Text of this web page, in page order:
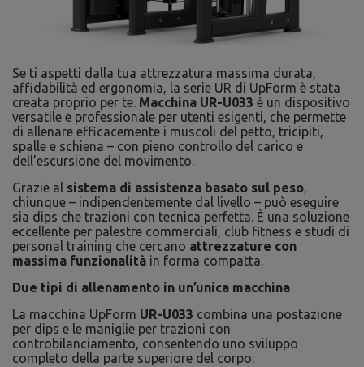
Se ti aspetti dalla tua attrezzatura massima durata,
affidabilità ed ergonomia, la serie UR di UpForm è stata
creata proprio per te. Macchina UR-U033 è un dispositivo
versatile e professionale per utenti esigenti, che permette
di allenare efficacemente i muscoli del petto, tricipiti,
spalle e schiena – con pieno controllo del carico e
dell’escursione del movimento.
Grazie al sistema di assistenza basato sul peso,
chiunque – indipendentemente dal livello – può eseguire
sia dips che trazioni con tecnica perfetta. È una soluzione
eccellente per palestre commerciali, club fitness e studi di
personal training che cercano attrezzature con
massima funzionalità in forma compatta.
Due tipi di allenamento in un’unica macchina
La macchina UpForm UR-U033 combina una postazione
per dips e le maniglie per trazioni con
controbilanciamento, consentendo uno sviluppo
completo della parte superiore del corpo: